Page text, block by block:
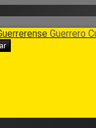
Guerrero